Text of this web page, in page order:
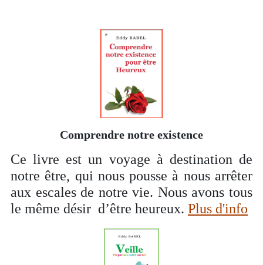
Comprendre notre existence
Ce livre est un voyage à destination de
notre être, qui nous pousse à nous arrêter
aux escales de notre vie. Nous avons tous
le même désir d’être heureux. Plus d'info